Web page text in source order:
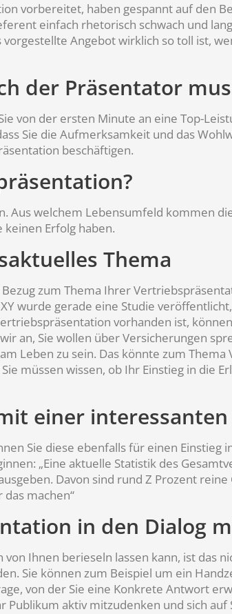
vorbereitet, haben gespannt auf den
einfach rhetorisch schwach und
Angebot wirklich so toll ist,
der Präsentator
von der ersten Minute an eine Top-
Sie die Aufmerksamkeit und das
beschäftigen.
welchem Lebensumfeld kommen
Erfolg haben.
Thema
zum Thema Ihrer
wurde gerade eine Studie
vorhanden ist,
an, Sie wollen über Versicherungen
Leben zu sein. Das könnte zum
müssen wissen, ob Ihr Einstieg in die
einer
Sie diese ebenfalls für einen Einstieg
„Eine aktuelle Statistik des
Davon sind rund Z Prozent
machen“
in den Dialog
Ihnen berieseln lassen kann, ist das
Sie können zum Beispiel um ein
von der Sie eine Konkrete Antwort
Publikum aktiv mitzudenken und sich